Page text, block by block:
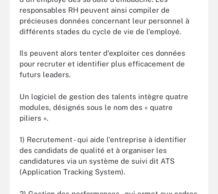
responsables RH peuvent ainsi compiler de
précieuses données concernant leur personnel à
différents stades du cycle de vie de l'employé.
Ils peuvent alors tenter d'exploiter ces données
pour recruter et identifier plus efficacement de
futurs leaders.
Un logiciel de gestion des talents intègre quatre
modules, désignés sous le nom des « quatre
piliers ».
1) Recrutement - qui aide l'entreprise à identifier
des candidats de qualité et à organiser les
candidatures via un système de suivi dit ATS
(Application Tracking System).